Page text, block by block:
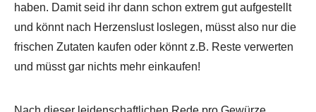
haben. Damit seid ihr dann schon extrem gut aufgestellt
und könnt nach Herzenslust loslegen, müsst also nur die
frischen Zutaten kaufen oder könnt z.B. Reste verwerten
und müsst gar nichts mehr einkaufen!